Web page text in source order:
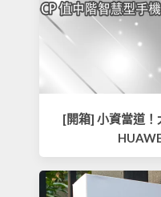
[開箱] 小資當道！